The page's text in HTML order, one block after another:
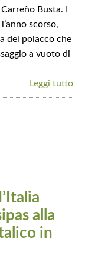
Busta. I
scorso,
del polacco che
a vuoto di
Leggi tutto
alla
in